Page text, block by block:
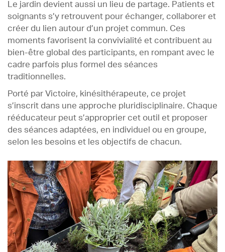
Le jardin devient aussi un lieu de partage. Patients et
soignants s’y retrouvent pour échanger, collaborer et
créer du lien autour d’un projet commun. Ces
moments favorisent la convivialité et contribuent au
bien-être global des participants, en rompant avec le
cadre parfois plus formel des séances
traditionnelles.
Porté par Victoire, kinésithérapeute, ce projet
s’inscrit dans une approche pluridisciplinaire. Chaque
rééducateur peut s’approprier cet outil et proposer
des séances adaptées, en individuel ou en groupe,
selon les besoins et les objectifs de chacun.